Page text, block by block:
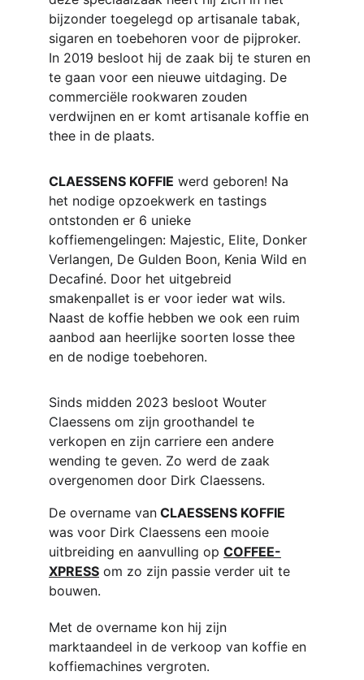
bijzonder toegelegd op artisanale tabak,
sigaren en toebehoren voor de pijproker.
In 2019 besloot hij de zaak bij te sturen en
te gaan voor een nieuwe uitdaging. De
commerciële rookwaren zouden
verdwijnen en er komt artisanale koffie en
thee in de plaats.
CLAESSENS KOFFIE werd geboren! Na
het nodige opzoekwerk en tastings
ontstonden er 6 unieke
koffiemengelingen: Majestic, Elite, Donker
Verlangen, De Gulden Boon, Kenia Wild en
Decafiné. Door het uitgebreid
smakenpallet is er voor ieder wat wils.
Naast de koffie hebben we ook een ruim
aanbod aan heerlijke soorten losse thee
en de nodige toebehoren.
Sinds midden 2023 besloot Wouter
Claessens om zijn groothandel te
verkopen en zijn carriere een andere
wending te geven. Zo werd de zaak
overgenomen door Dirk Claessens.
De overname van CLAESSENS KOFFIE
was voor Dirk Claessens een mooie
uitbreiding en aanvulling op COFFEE-
XPRESS om zo zijn passie verder uit te
bouwen.
Met de overname kon hij zijn
marktaandeel in de verkoop van koffie en
koffiemachines vergroten.